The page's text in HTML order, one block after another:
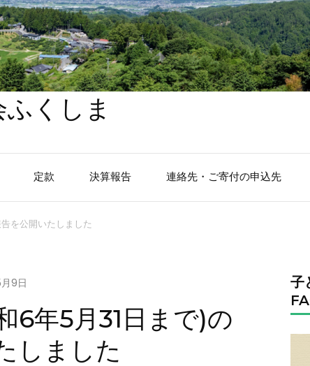
くしま
定款 決算報告 連絡先・ご寄付の申込先
を公開いたしました
9日
6年5月31日まで)の
しました
子